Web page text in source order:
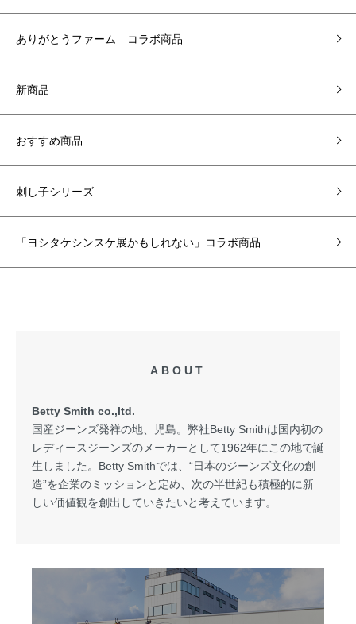
ありがとうファーム コラボ商品
新商品
おすすめ商品
刺し子シリーズ
「ヨシタケシンスケ展かもしれない」コラボ商品
ABOUT
Betty Smith co.,ltd.
国産ジーンズ発祥の地、児島。弊社Betty Smithは国内初の
レディースジーンズのメーカーとして1962年にこの地で誕
生しました。Betty Smithでは、“日本のジーンズ文化の創
造”を企業のミッションと定め、次の半世紀も積極的に新
しい価値観を創出していきたいと考えています。